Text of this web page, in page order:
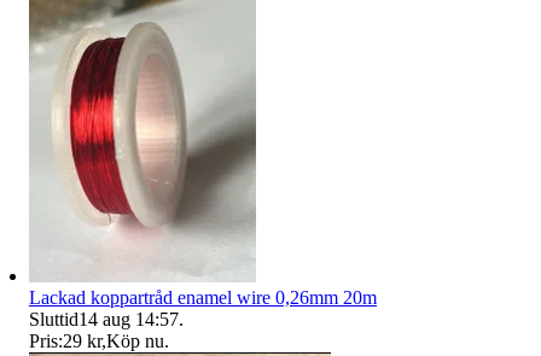
Lackad koppartråd enamel wire 0,26mm 20m
Sluttid14 aug 14:57.
Pris:29 kr,Köp nu.